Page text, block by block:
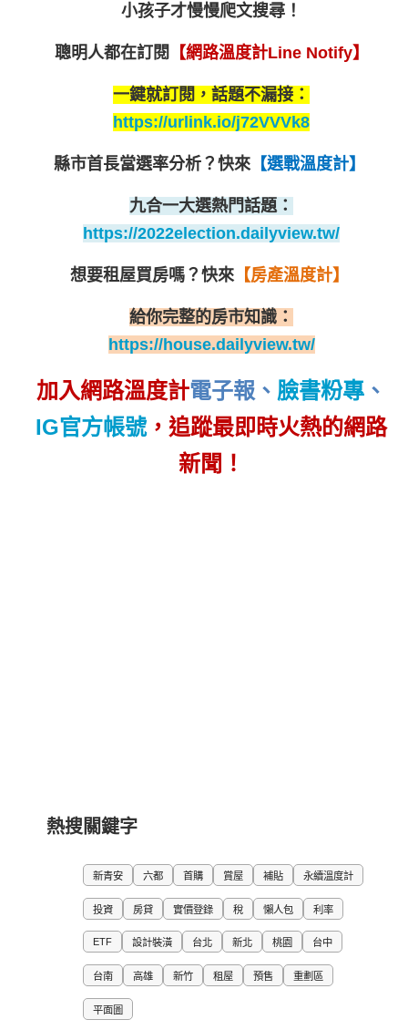
小孩子才慢慢爬文搜尋！
聰明人都在訂閱 【網路溫度計Line Notify】
一鍵就訂閱，話題不漏接：
https://urlink.io/j72VVVk8
縣市首長當選率分析？ 快來【選戰溫度計】
九合一大選熱門話題：
https://2022election.dailyview.tw/
想要租屋買房嗎？ 快來【房產溫度計】
給你完整的房市知識：
https://house.dailyview.tw/
加入網路溫度計電子報 、 臉書粉專 、
IG官方帳號，追蹤最即時火熱的網路
新聞！
熱搜關鍵字
新青安 六都 首購 賞屋 補貼 永續溫度計
投資 房貸 實價登錄 稅 懶人包 利率
ETF 設計裝潢 台北 新北 桃園 台中
台南 高雄 新竹 租屋 預售 重劃區
平面圖